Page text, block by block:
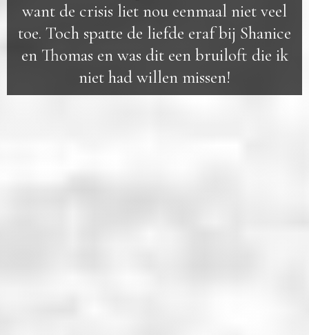
want de crisis liet nou eenmaal niet veel
toe. Toch spatte de liefde eraf bij Shanice
en Thomas en was dit een bruiloft die ik
niet had willen missen!